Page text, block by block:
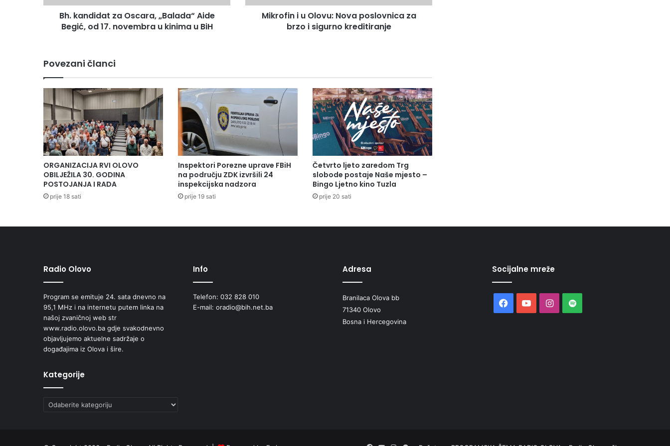
17.
novembraBh. kandidat za Oscara, „Balada“ Aide
Begić, od 17. novembra u kinima u BiH
i
sigurnoMikrofin i u Olovu: Nova poslovnica za
brzo i sigurno kreditiranje
Povezani članci
ORGANIZACIJA RVI OLOVO
OBILJEŽILA 30. GODINA
POSTOJANJA I RADA
prije 18 sati
Inspektori Porezne uprave FBiH
na području ZDK izvršili 24
inspekcijska nadzora
prije 19 sati
Četvrto ljeto zaredom Trg
slobode postaje Naše mjesto –
Bingo Ljetno kino Tuzla
prije 20 sati
Radio Olovo
Program se emituje 24. sata dnevno na
95,1 MHz i na internetu putem linka na
našoj zvaničnoj web str
www.radio.olovo.ba gdje svakodnevno
objavljujemo aktuelne sadržaje o
događajima iz Olova i šire.
Kategorije
Kategorije
Info
Telefon: 032 828 010
E-mail: oradio@bih.net.ba
Adresa
Branilaca Olova bb
71340 Olovo
Bosna i Hercegovina
Socijalne mreže
Facebook
YouTubeInstagram
Spotify